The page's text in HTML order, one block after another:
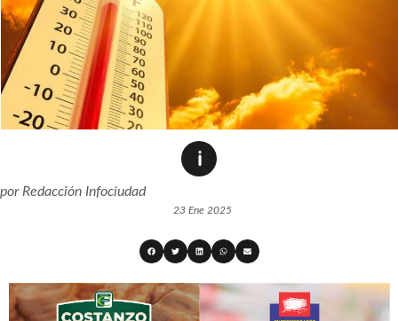
porRedacción Infociudad
23 Ene 2025